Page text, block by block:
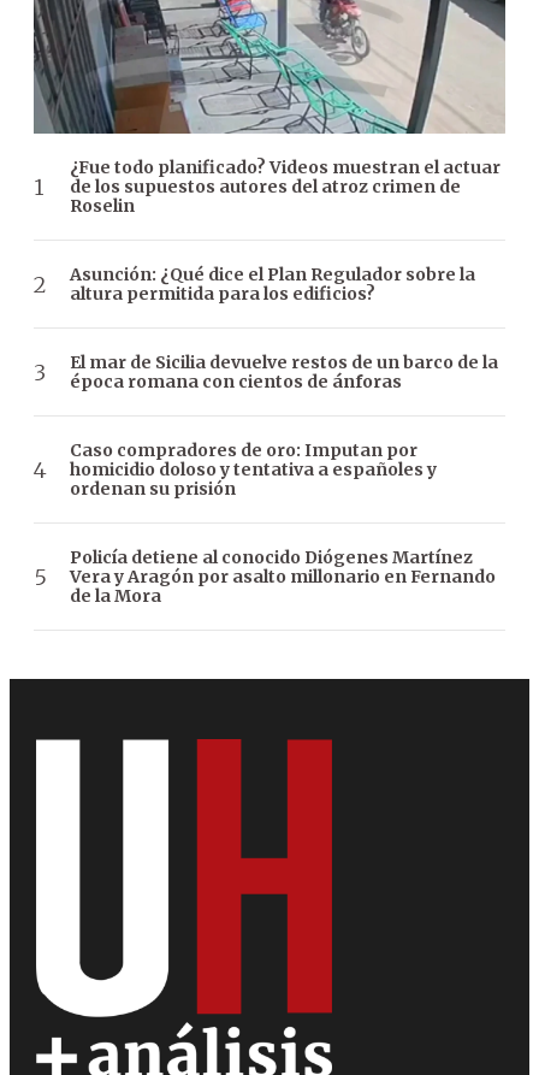
¿Fue todo planificado? Videos muestran el actuar
de los supuestos autores del atroz crimen de
Roselin
Asunción: ¿Qué dice el Plan Regulador sobre la
altura permitida para los edificios?
El mar de Sicilia devuelve restos de un barco de la
época romana con cientos de ánforas
Caso compradores de oro: Imputan por
homicidio doloso y tentativa a españoles y
ordenan su prisión
Policía detiene al conocido Diógenes Martínez
Vera y Aragón por asalto millonario en Fernando
de la Mora